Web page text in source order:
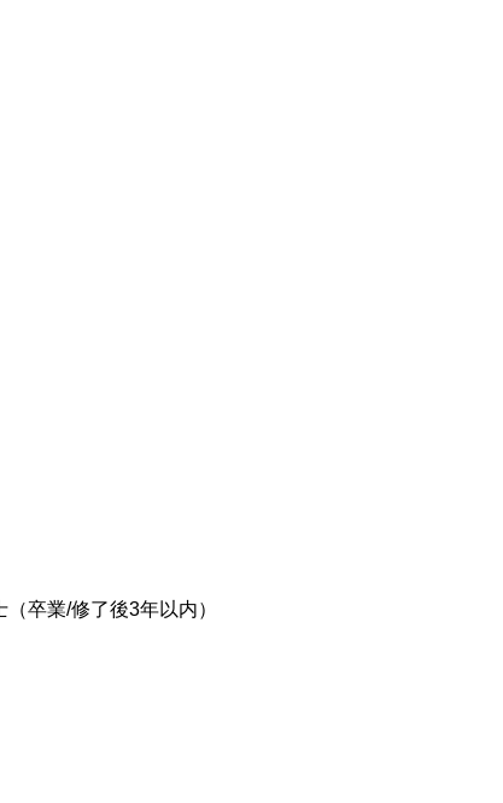
卒業/修了後3年以内）